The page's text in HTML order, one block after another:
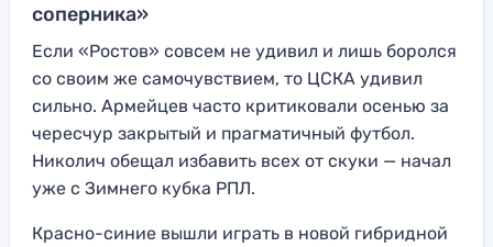
соперника»
Если «Ростов» совсем не удивил и лишь боролся
со своим же самочувствием, то ЦСКА удивил
сильно. Армейцев часто критиковали осенью за
чересчур закрытый и прагматичный футбол.
Николич обещал избавить всех от скуки — начал
уже с Зимнего кубка РПЛ.
Красно-синие вышли играть в новой гибридной